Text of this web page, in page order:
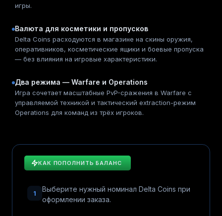
игры.
Валюта для косметики и пропусков
Delta Coins расходуются в магазине на скины оружия,
оперативников, косметические ящики и боевые пропуска
— без влияния на игровые характеристики.
Два режима — Warfare и Operations
Игра сочетает масштабные PvP-сражения в Warfare с
управляемой техникой и тактический extraction-режим
Operations для команд из трёх игроков.
КАК ПОПОЛНИТЬ БАЛАНС
1
Выберите нужный номинал Delta Coins при
оформлении заказа.